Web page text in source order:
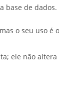
base de dados.
o seu uso é
ele não